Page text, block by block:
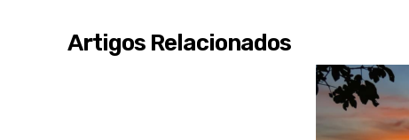
Artigos Relacionados